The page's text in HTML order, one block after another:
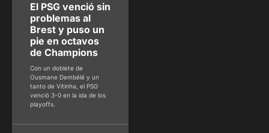
El PSG venció sin
problemas al
Brest y puso un
pie en octavos
de Champions
Con un doblete de
Ousmane Dembélé y un
tanto de Vitinha, el PSG
venció 3-0 en la ida de los
playoffs.